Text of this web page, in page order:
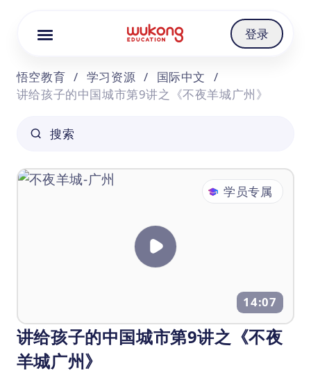
登录
悟空教育 / 学习资源 / 国际中文
/
讲给孩子的中国城市第9讲之《不夜羊城广州》
搜索
讲给孩子的中国城市第9讲之《不夜
羊城广州》
学员专属
14:07